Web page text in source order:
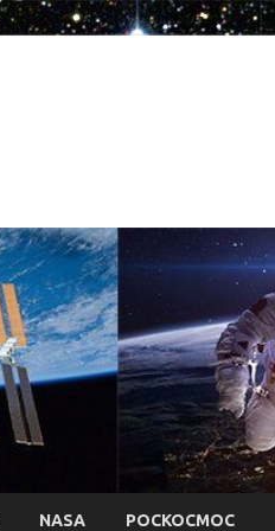
NASA РОСКОСМОС